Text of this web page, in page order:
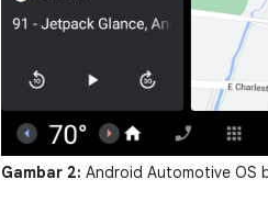
Gambar 2: Android Automotive OS